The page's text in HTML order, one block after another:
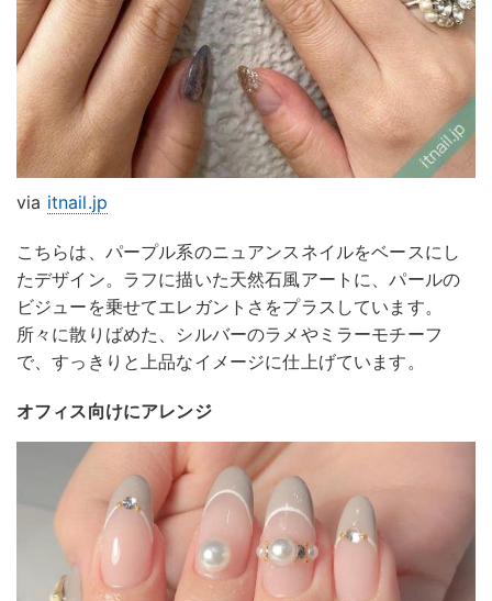
via itnail.jp
こちらは、パープル系のニュアンスネイルをベースにし
たデザイン。ラフに描いた天然石風アートに、パールの
ビジューを乗せてエレガントさをプラスしています。
所々に散りばめた、シルバーのラメやミラーモチーフ
で、すっきりと上品なイメージに仕上げています。
オフィス向けにアレンジ